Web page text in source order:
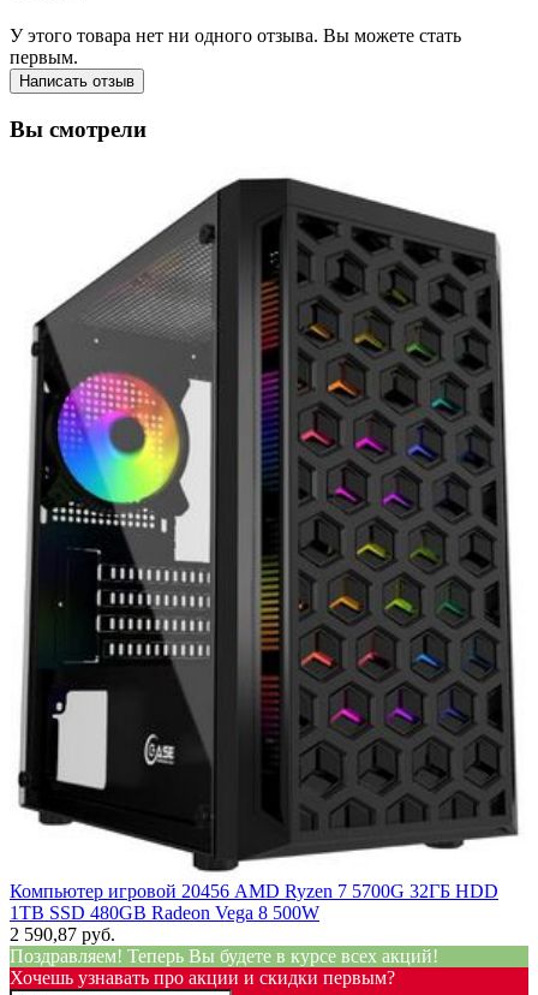
У этого товара нет ни одного отзыва. Вы можете стать
первым.
Написать отзыв
Вы смотрели
Компьютер игровой 20456 AMD Ryzen 7 5700G 32ГБ HDD
1TB SSD 480GB Radeon Vega 8 500W
2 590,87 руб.
Поздравляем! Теперь Вы будете в курсе всех акций!
Хочешь узнавать про акции и скидки первым?